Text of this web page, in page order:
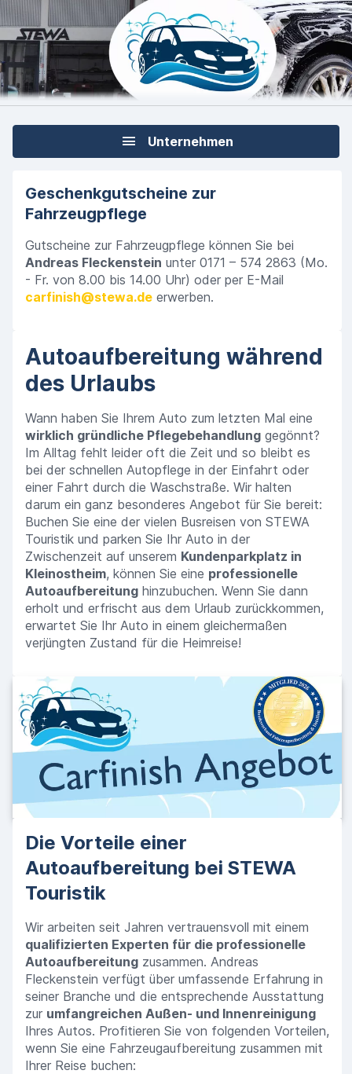
Unternehmen
Geschenkgutscheine zur
Fahrzeugpflege
Gutscheine zur Fahrzeugpflege können Sie bei
Andreas Fleckenstein unter 0171 – 574 2863 (Mo.
- Fr. von 8.00 bis 14.00 Uhr) oder per E-Mail
carfinish@stewa.de erwerben.
Autoaufbereitung während
des Urlaubs
Wann haben Sie Ihrem Auto zum letzten Mal eine
wirklich gründliche Pflegebehandlung gegönnt?
Im Alltag fehlt leider oft die Zeit und so bleibt es
bei der schnellen Autopflege in der Einfahrt oder
einer Fahrt durch die Waschstraße. Wir halten
darum ein ganz besonderes Angebot für Sie bereit:
Buchen Sie eine der vielen Busreisen von STEWA
Touristik und parken Sie Ihr Auto in der
Zwischenzeit auf unserem Kundenparkplatz in
Kleinostheim, können Sie eine professionelle
Autoaufbereitung hinzubuchen. Wenn Sie dann
erholt und erfrischt aus dem Urlaub zurückkommen,
erwartet Sie Ihr Auto in einem gleichermaßen
verjüngten Zustand für die Heimreise!
Die Vorteile einer
Autoaufbereitung bei STEWA
Touristik
Wir arbeiten seit Jahren vertrauensvoll mit einem
qualifizierten Experten für die professionelle
Autoaufbereitung zusammen. Andreas
Fleckenstein verfügt über umfassende Erfahrung in
seiner Branche und die entsprechende Ausstattung
zur umfangreichen Außen- und Innenreinigung
Ihres Autos. Profitieren Sie von folgenden Vorteilen,
wenn Sie eine Fahrzeugaufbereitung zusammen mit
Ihrer Reise buchen: